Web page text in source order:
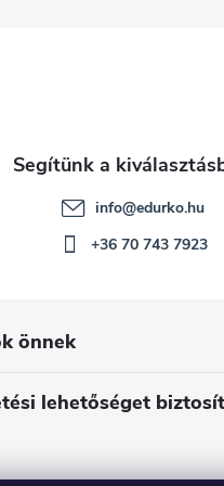
önnek
lehetőséget
info@edurko.hu
+36 70 743 7923